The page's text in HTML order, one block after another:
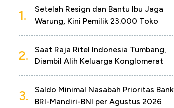
1.
Setelah Resign dan Bantu Ibu Jaga
Warung, Kini Pemilik 23.000 Toko
2.
Saat Raja Ritel Indonesia Tumbang,
Diambil Alih Keluarga Konglomerat
3.
Saldo Minimal Nasabah Prioritas Bank
BRI-Mandiri-BNI per Agustus 2026